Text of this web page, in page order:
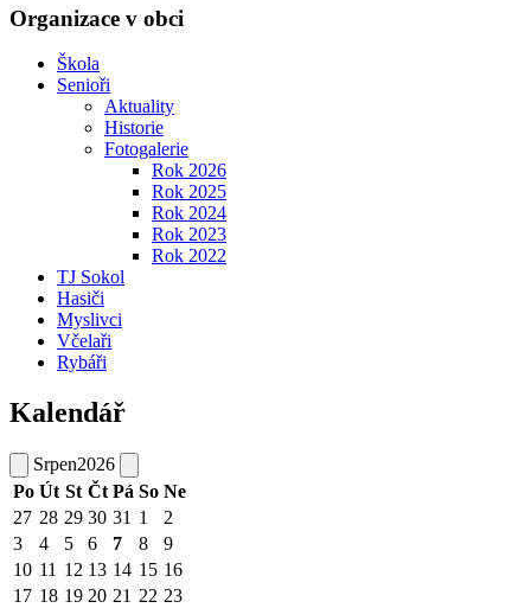
Organizace v obci
Škola
Senioři
Aktuality
Historie
Fotogalerie
Rok 2026
Rok 2025
Rok 2024
Rok 2023
Rok 2022
TJ Sokol
Hasiči
Myslivci
Včelaři
Rybáři
Kalendář
Srpen2026
Po Út St Čt Pá So Ne
27 28 29 30 31 1
2
3
4 5 6 7 8
9
10 11 12 13 14 15 16
17 18 19 20 21 22 23